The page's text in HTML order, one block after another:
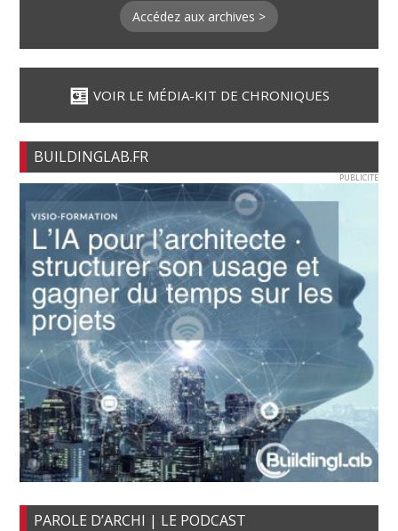
Accédez aux archives >
VOIR LE MÉDIA-KIT DE CHRONIQUES
BUILDINGLAB.FR
PUBLICITE
PAROLE D’ARCHI | LE PODCAST